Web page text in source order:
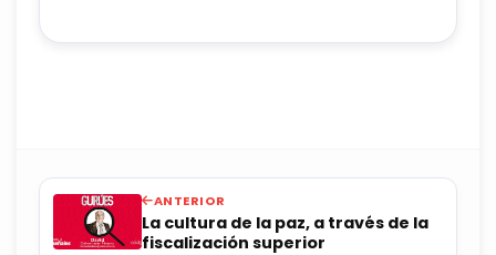
ANTERIOR
La cultura de la paz, a través de la
fiscalización superior